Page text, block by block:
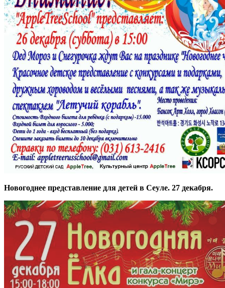
Новогоднее представление для детей в Сеуле. 27 декабря.